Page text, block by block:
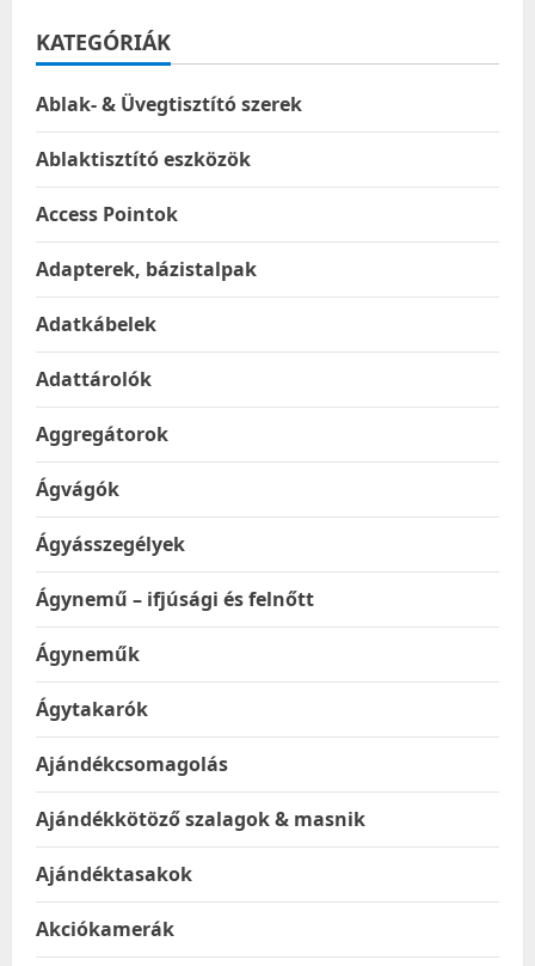
KATEGÓRIÁK
Ablak- & Üvegtisztító szerek
Ablaktisztító eszközök
Access Pointok
Adapterek, bázistalpak
Adatkábelek
Adattárolók
Aggregátorok
Ágvágók
Ágyásszegélyek
Ágynemű – ifjúsági és felnőtt
Ágyneműk
Ágytakarók
Ajándékcsomagolás
Ajándékkötöző szalagok & masnik
Ajándéktasakok
Akciókamerák